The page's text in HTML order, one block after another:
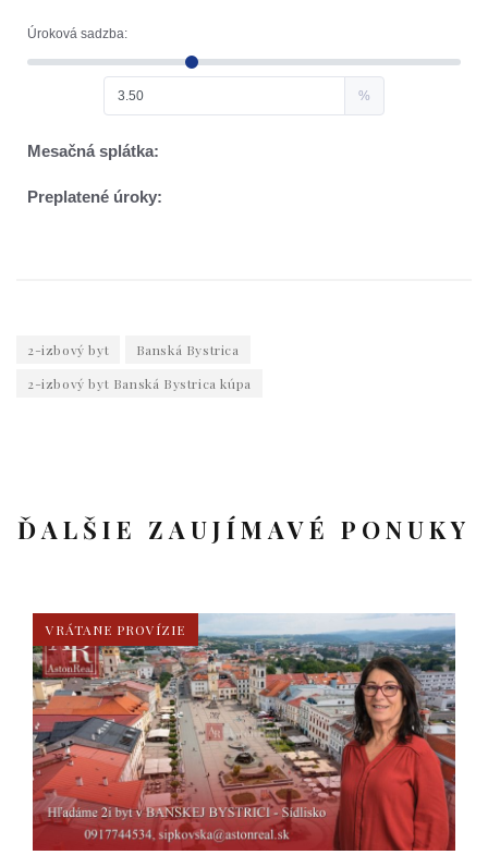
2-izbový byt
Banská Bystrica
2-izbový byt Banská Bystrica kúpa
ĎALŠIE ZAUJÍMAVÉ PONUKY
VRÁTANE PROVÍZIE